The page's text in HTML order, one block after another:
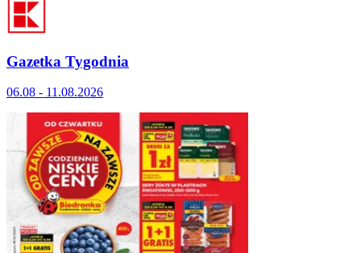
Gazetka Tygodnia
06.08 - 11.08.2026